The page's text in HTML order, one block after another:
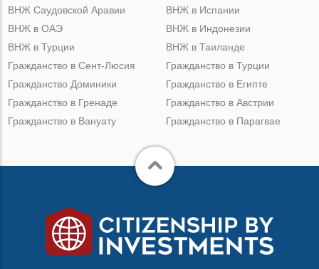
ВНЖ Саудовской Аравии
ВНЖ в ОАЭ
ВНЖ в Турции
ВНЖ в Испании
ВНЖ в Индонезии
ВНЖ в Таиланде
Гражданство в Сент-Люсия
Гражданство Доминики
Гражданство в Гренаде
Гражданство в Вануату
Гражданство в Турции
Гражданство в Египте
Гражданство в Австрии
Гражданство в Парагвае